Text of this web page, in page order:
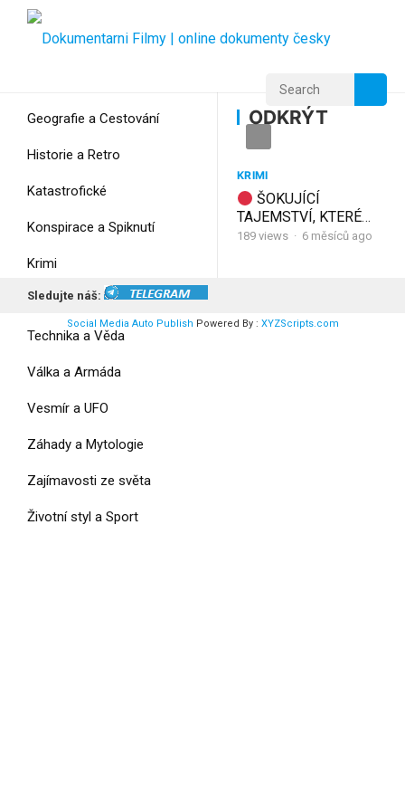
Geografie a Cestování
Historie a Retro
Katastrofické
Konspirace a Spiknutí
Krimi
Myšlení
Technika a Věda
Válka a Armáda
Vesmír a UFO
Záhady a Mytologie
Zajímavosti ze světa
Životní styl a Sport
ODKRÝT
ODKRÝT
KRIMI
ŠOKUJÍCÍ
TAJEMSTVÍ, KTERÉ
NIKDO NECHTĚL
189 views · 6 měsíců ago
Sledujte náš:
Social Media Auto Publish Powered By : XYZScripts.com